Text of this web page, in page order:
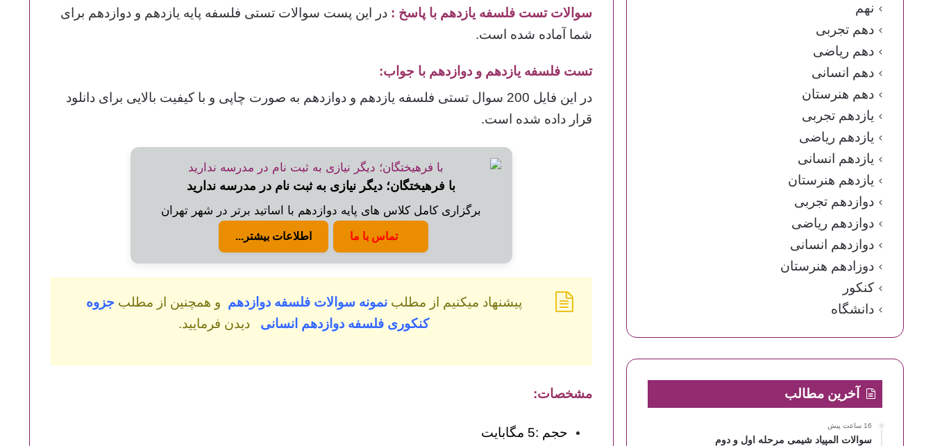
سوالات تست فلسفه یازدهم با پاسخ : در این پست سوالات تستی فلسفه پایه یازدهم و دوازدهم برای
شما آماده شده است.
تست فلسفه یازدهم و دوازدهم با جواب:
در این فایل 200 سوال تستی فلسفه یازدهم و دوازدهم به صورت چاپی و با کیفیت بالایی برای دانلود
قرار داده شده است.
با فرهیختگان؛ دیگر نیازی به ثبت نام در مدرسه ندارید
برگزاری کامل کلاس های پایه دوازدهم با اساتید برتر در شهر تهران
تماس با ما اطلاعات بیشتر...
پیشنهاد میکنیم از مطلبنمونه سوالات فلسفه دوازدهم و همچنین از مطلب جزوه
کنکوری فلسفه دوازدهم انسانی دیدن فرمایید.
مشخصات:
حجم :5 مگابایت
نهم
دهم تجربی
دهم ریاضی
دهم انسانی
دهم هنرستان
یازدهم تجربی
یازدهم ریاضی
یازدهم انسانی
یازدهم هنرستان
دوازدهم تجربی
دوازدهم ریاضی
دوازدهم انسانی
دوزادهم هنرستان
کنکور
دانشگاه
آخرین مطالب
16 ساعت پیش
سوالات المپیاد شیمی مرحله اول و دوم